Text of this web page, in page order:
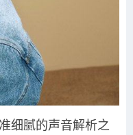
细腻的声音解析之